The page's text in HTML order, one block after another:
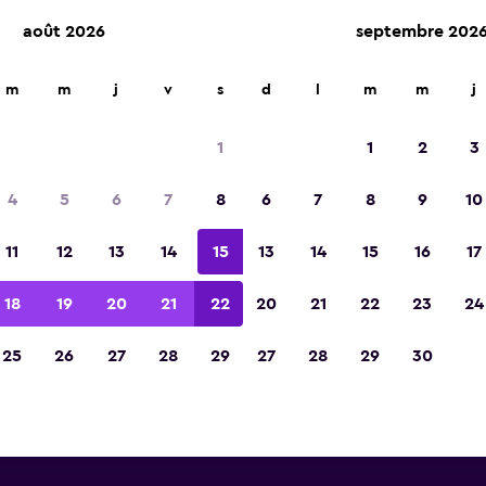
Voitures de location Hertz
Costilla
trouvez ci-dessous des informations sur toutes
près de Guadalajara Aéroport de Miguel
de Guadalajara
y Costilla
août 2026
m m j v s
1
4 5 6 7 8
11 12 13 14 15
18 19 20 21 22
25 26 27 28 29
septembre
d m m j
1 2 3
6 7 8 9 10
13 14 15 16 17
20 21 22 23 24
27 28 29 30